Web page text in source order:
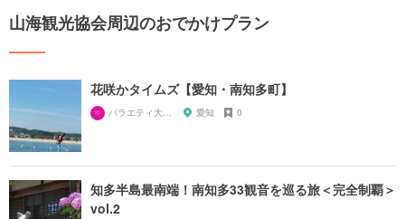
山海観光協会周辺のおでかけプラン
花咲かタイムズ【愛知・南知多町】
バラエティ大好き芸人 愛知 0
知多半島最南端！南知多33観音を巡る旅＜完全制覇＞
vol.2